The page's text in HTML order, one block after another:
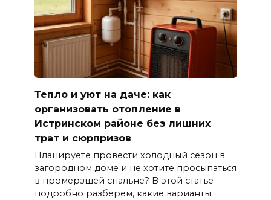
Тепло и уют на даче: как
организовать отопление в
Истринском районе без лишних
трат и сюрпризов
Планируете провести холодный сезон в
загородном доме и не хотите просыпаться
в промерзшей спальне? В этой статье
подробно разберём, какие варианты